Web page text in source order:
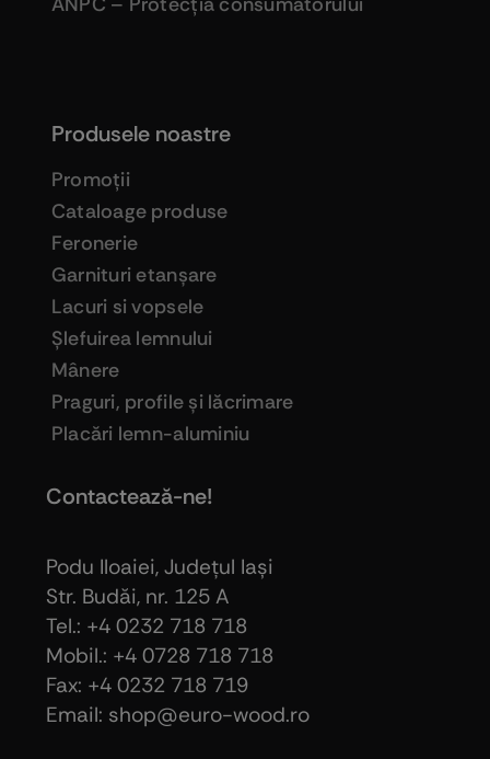
Produsele noastre
Promoţii
Cataloage produse
Feronerie
Garnituri etanşare
Lacuri si vopsele
Şlefuirea lemnului
Mânere
Praguri, profile şi lăcrimare
Placări lemn-aluminiu
Contactează-ne!
Podu Iloaiei, Judeţul Iaşi
Str. Budăi, nr. 125 A
Tel.: +4 0232 718 718
Mobil.: +4 0728 718 718
Fax: +4 0232 718 719
Email: shop@euro-wood.ro